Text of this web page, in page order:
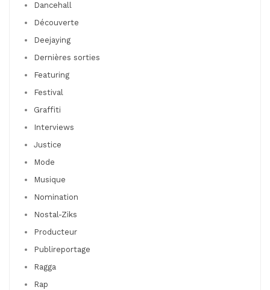
Dancehall
Découverte
Deejaying
Dernières sorties
Featuring
Festival
Graffiti
Interviews
Justice
Mode
Musique
Nomination
Nostal-Ziks
Producteur
Publireportage
Ragga
Rap